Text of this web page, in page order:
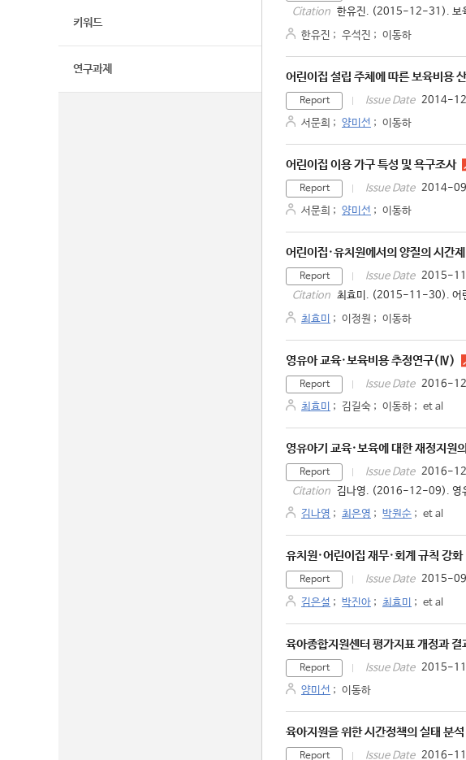
키워드
연구과제
Citation 한유진. (2015-12-31). 보육
한유진 ; 우석진 ; 이동하
어린이집 설립 주체에 따른 보육비용
Report Issue Date 2014-
서문희 ; 양미선 ; 이동하
어린이집 이용 가구 특성 및 욕구조사
Report Issue Date 2014-
서문희 ; 양미선 ; 이동하
어린이집·유치원에서의 양질의 시간
Report Issue Date 2015-
Citation 최효미. (2015-11-30). 어
최효미 ; 이정원 ; 이동하
영유아 교육·보육비용 추정연구(Ⅳ)
Report Issue Date 2016-
최효미 ; 김길숙 ; 이동하 ; et al
영유아기 교육·보육에 대한 재정지원
Report Issue Date 2016-
Citation 김나영. (2016-12-09). 영유
김나영 ; 최은영 ; 박원순 ; et al
유치원·어린이집 재무·회계 규칙 강
Report Issue Date 2015-
김은설 ; 박진아 ; 최효미 ; et al
육아종합지원센터 평가지표 개정과 결
Report Issue Date 2015-
양미선 ; 이동하
육아지원을 위한 시간정책의 실태 분
Report Issue Date 2016-